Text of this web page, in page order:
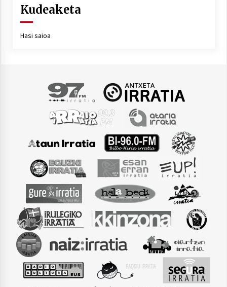
Kudeaketa
Hasi saioa